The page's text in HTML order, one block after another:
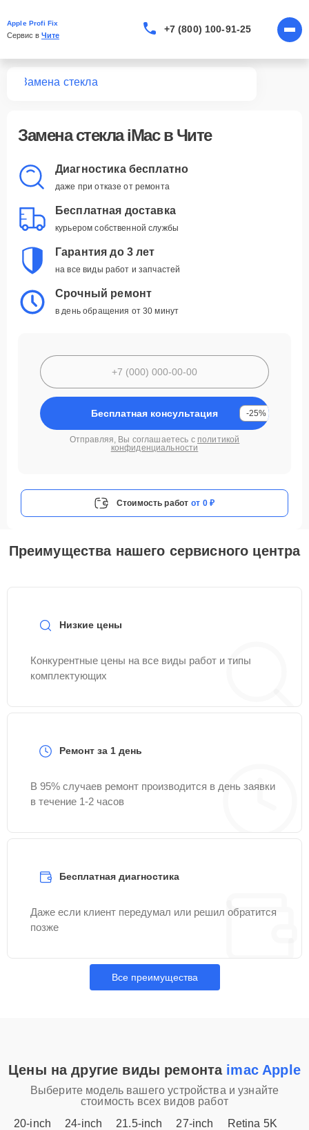
Apple Profi Fix
Сервис в Чите
+7 (800) 100-91-25
Замена стекла
Замена стекла iMac в Чите
Диагностика бесплатно
даже при отказе от ремонта
Бесплатная доставка
курьером собственной службы
Гарантия до 3 лет
на все виды работ и запчастей
Срочный ремонт
в день обращения от 30 минут
Бесплатная консультация -25%
Отправляя, Вы соглашаетесь с политикой
конфиденциальности
Стоимость работ от 0 ₽
Преимущества нашего сервисного центра
Низкие цены
Конкурентные цены на все виды работ и типы
комплектующих
Ремонт за 1 день
В 95% случаев ремонт производится в день заявки
в течение 1-2 часов
Бесплатная диагностика
Даже если клиент передумал или решил обратится
позже
Все преимущества
Цены на другие виды ремонта imac Apple
Выберите модель вашего устройства и узнайте
стоимость всех видов работ
20-inch
24-inch 21.5-inch 27-inch
Retina 5K